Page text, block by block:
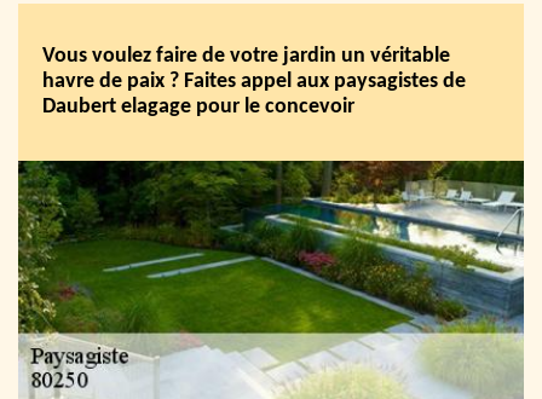
Vous voulez faire de votre jardin un véritable
havre de paix ? Faites appel aux paysagistes de
Daubert elagage pour le concevoir